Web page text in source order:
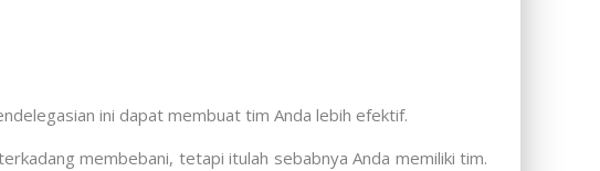
ini dapat membuat tim Anda lebih efektif.
membebani, tetapi itulah sebabnya Anda memiliki tim.